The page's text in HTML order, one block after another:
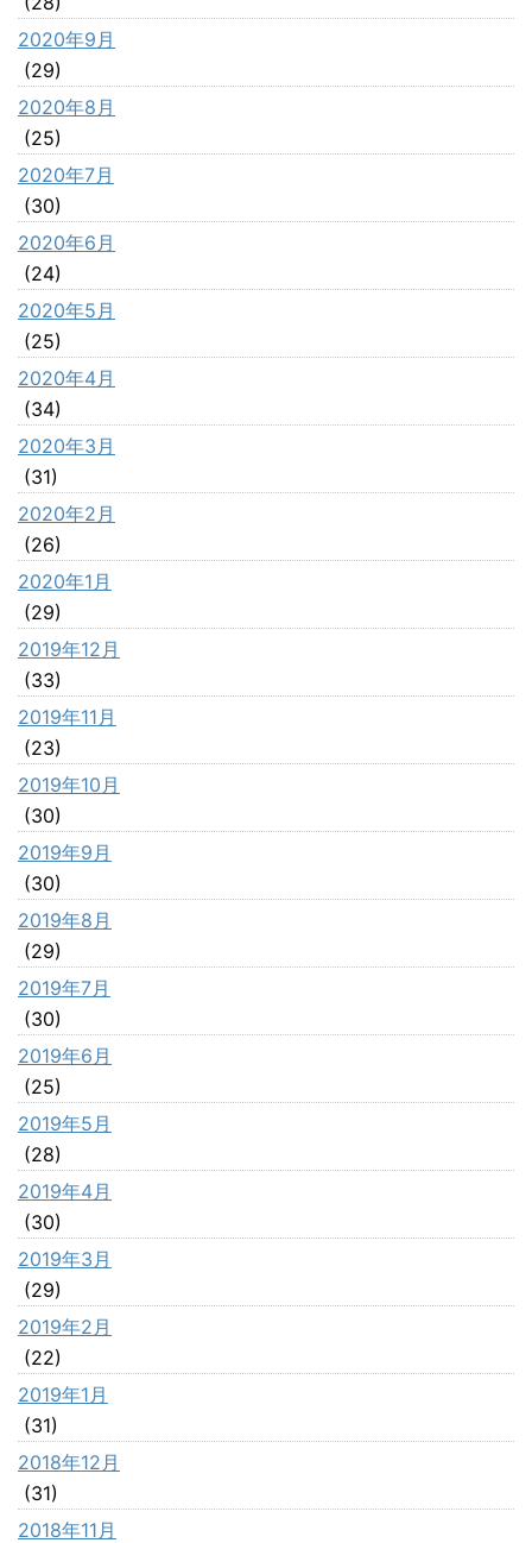
2020年9月
(29)
2020年8月
(25)
2020年7月
(30)
2020年6月
(24)
2020年5月
(25)
2020年4月
(34)
2020年3月
(31)
2020年2月
(26)
2020年1月
(29)
2019年12月
(33)
2019年11月
(23)
2019年10月
(30)
2019年9月
(30)
2019年8月
(29)
2019年7月
(30)
2019年6月
(25)
2019年5月
(28)
2019年4月
(30)
2019年3月
(29)
2019年2月
(22)
2019年1月
(31)
2018年12月
(31)
2018年11月